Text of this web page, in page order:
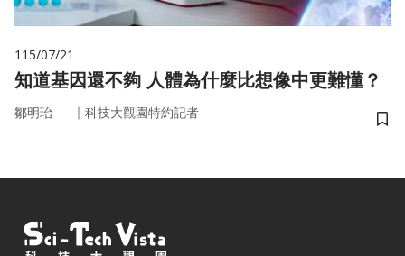
115/07/21
知道基因還不夠 人體為什麼比想像中更難懂？
鄒明珆 ｜ 科技大觀園特約記者
儲